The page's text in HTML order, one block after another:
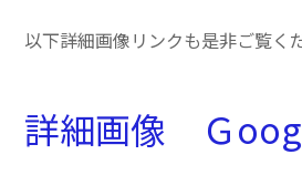
以下詳細画像リンクも是非ご覧く
詳細画像 Ｇ